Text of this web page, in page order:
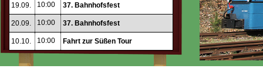
19.09.
10:00 37. Bahnhofsfest
20.09. 10:00 37. Bahnhofsfest
10.10. 10:00 Fahrt zur Süßen Tour